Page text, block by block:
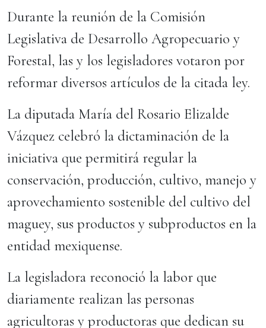
Durante la reunión de la Comisión
Legislativa de Desarrollo Agropecuario y
Forestal, las y los legisladores votaron por
reformar diversos artículos de la citada ley.
La diputada María del Rosario Elizalde
Vázquez celebró la dictaminación de la
iniciativa que permitirá regular la
conservación, producción, cultivo, manejo y
aprovechamiento sostenible del cultivo del
maguey, sus productos y subproductos en la
entidad mexiquense.
La legisladora reconoció la labor que
diariamente realizan las personas
agricultoras y productoras que dedican su